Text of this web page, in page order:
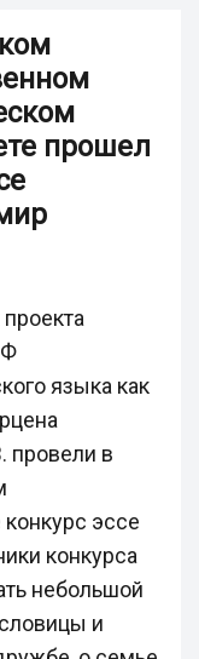
прошел
языка как
провели в
эссе
конкурса
небольшой
и